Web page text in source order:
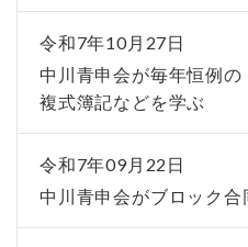
令和7年10月27日
中川青申会が毎年恒例の
複式簿記などを学ぶ
令和7年09月22日
中川青申会がブロック